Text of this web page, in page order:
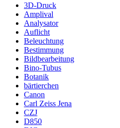
3D-Druck
Amplival
Analysator
Auflicht
Beleuchtung
Bestimmung
Bildbearbeitung
Bino-Tubus
Botanik
bärtierchen
Canon
Carl Zeiss Jena
CZJ
D850